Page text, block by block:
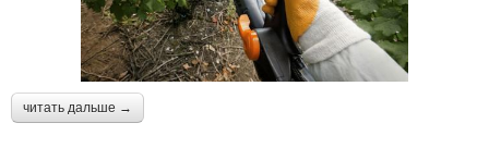
читать дальше →